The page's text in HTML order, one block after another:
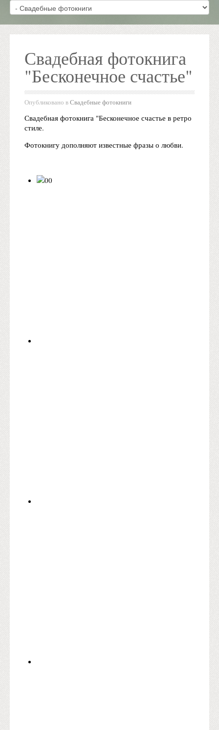
Свадебная фотокнига
"Бесконечное счастье"
Опубликовано вСвадебные фотокниги
Свадебная фотокнига "Бесконечное счастье в ретро
стиле.
Фотокнигу дополняют известные фразы о любви.